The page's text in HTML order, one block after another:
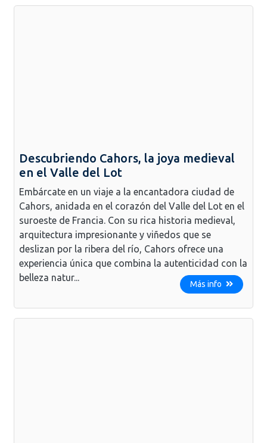
Descubriendo Cahors, la joya medieval
en el Valle del Lot
Embárcate en un viaje a la encantadora ciudad de
Cahors, anidada en el corazón del Valle del Lot en el
suroeste de Francia. Con su rica historia medieval,
arquitectura impresionante y viñedos que se
deslizan por la ribera del río, Cahors ofrece una
experiencia única que combina la autenticidad con la
belleza natur...
Más info